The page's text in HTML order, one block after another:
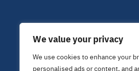
We value your privacy
We use cookies to enhance your
personalised ads or content, and